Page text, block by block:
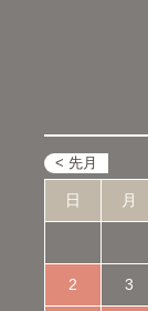
日 月
2 3